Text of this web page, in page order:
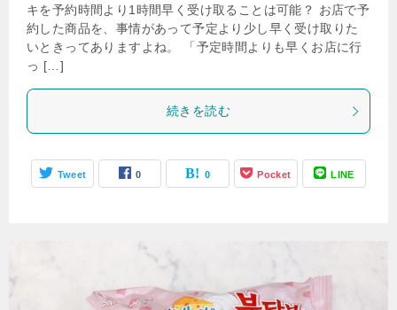
キを予約時間より1時間早く受け取ることは可能？ お店で予
約した商品を、事情があって予定より少し早く受け取りた
いときってありますよね。 「予定時間よりも早くお店に行
っ […]
続きを読む
Tweet 0 0 Pocket LINE